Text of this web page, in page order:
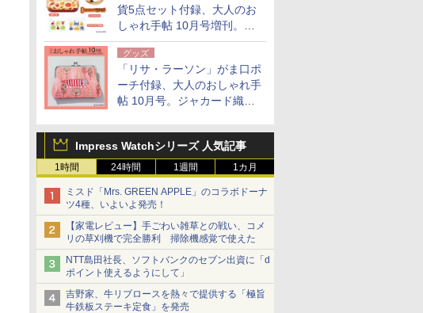
貨5点セット付録、大人のお
しゃれ手帖 10月号増刊。
USBケーブルや缶ケースなど
グッズ
「リサ・ラーソン」がま口ポ
ーチ付録、大人のおしゃれ手
帖 10月号。ジャカード織の
Impress Watchシリーズ 人気記事
1時間 24時間 1週間 1カ月
ミスド「Mrs. GREEN APPLE」のコラボドーナ
ツ4種、いよいよ発売！
【家電レビュー】手ごわい雑草との戦い、コメ
リの草刈機で完全勝利 掃除機感覚で使えた
NTT島田社長、ソフトバンクのセブン出資に「d
ポイント使えるようにして」
吉野家、牛リブロースを熱々で提供する「極旨
牛鉄板ステーキ定食」を発売